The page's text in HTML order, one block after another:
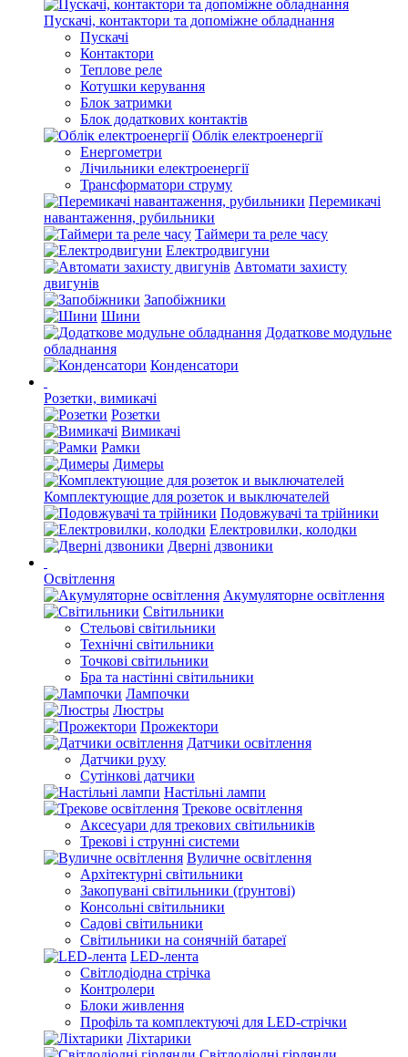
Пускачі, контактори та допоміжне обладнання
Пускачі
Контактори
Теплове реле
Котушки керування
Блок затримки
Блок додаткових контактів
Облік електроенергії
Енергометри
Лічильники електроенергії
Трансформатори струму
Перемикачі
навантаження, рубильники
Таймери та реле часу
Електродвигуни
Автомати захисту
двигунів
Запобіжники
Шини
Додаткове модульне
обладнання
Конденсатори
Розетки, вимикачі
Розетки
Вимикачі
Рамки
Димеры
Комплектующие для розеток и выключателей
Подовжувачі та трійники
Електровилки, колодки
Дверні дзвоники
Освітлення
Акумуляторне освітлення
Світильники
Стельові світильники
Технічні світильники
Точкові світильники
Бра та настінні світильники
Лампочки
Люстры
Прожектори
Датчики освітлення
Датчики руху
Сутінкові датчики
Настільні лампи
Трекове освітлення
Аксесуари для трекових світильників
Трекові і струнні системи
Вуличне освітлення
Архітектурні світильники
Закопувані світильники (ґрунтові)
Консольні світильники
Садові світильники
Світильники на сонячній батареї
LED-лента
Світлодіодна стрічка
Контролери
Блоки живлення
Профіль та комплектуючі для LED-стрічки
Ліхтарики